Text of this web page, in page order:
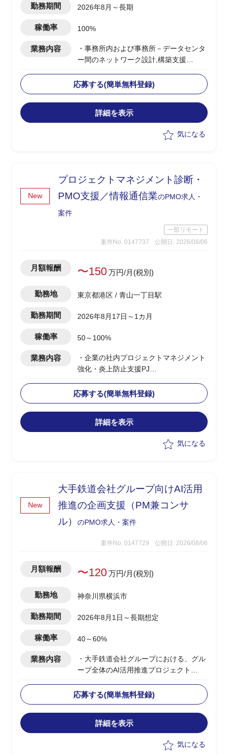
勤務期間 2026年8月～長期
稼働率 100%
業務内容
・事務所内および事務所－データセンタ
ー間のネットワーク設計,構築支援
するインフラ支援全般
・お客様立場での成果物確認、技術的支
援、関連ドキュメント作成
・構築／保守PJにおける進捗管理,品質
・ネットワークに知見の薄い客先プロパ
応募する(簡単無料登録)
詳細を表示
気になる
New
プロジェクトマネジメント診断・
PMO支援／情報通信業のPMO求人・
案件
一部リモート
案件No. 0147737
公開日: 2026/08/06
月額報酬 〜150万円/月(税別)
勤務地 東京都港区 / 青山一丁目駅
勤務期間 2026年8月17日～1カ月
稼働率 50～100%
業務内容
・企業の社内プロジェクトマネジメント
強化・炎上防止支援PJ
た、PMBOK第6版（10の知識エリア）に
基づくプロジェクトマネジメント診断の
実施
・診断結果に基づく優先度付け・課題抽
リセールス段階の品質向上）
・中長期的なプロジェクトマネジメント
標準化・マネジメントシステム確立、マ
応募する(簡単無料登録)
詳細を表示
気になる
New
大手鉄道会社グループ向けAI活用
推進の企画支援（PM兼コンサ
ル）
のPMO求人・案件
案件No. 0147729 公開日: 2026/08/06
月額報酬 〜120万円/月(税別)
勤務地 神奈川県横浜市
勤務期間 2026年8月1日～長期想定
稼働率 40～60%
業務内容
・大手鉄道会社グループにおける、グル
ープ全体のAI活用推進プロジェクト
入り、業務プロセスの整理とAI活用方針
の設計を担当
・顧客の業務プロセスのヒアリング・可
視化・整理
可能性の見極め・優先順位付け
応募する(簡単無料登録)
詳細を表示
気になる